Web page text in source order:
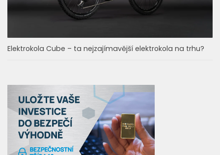
Elektrokola Cube – ta nejzajímavější elektrokola na trhu?